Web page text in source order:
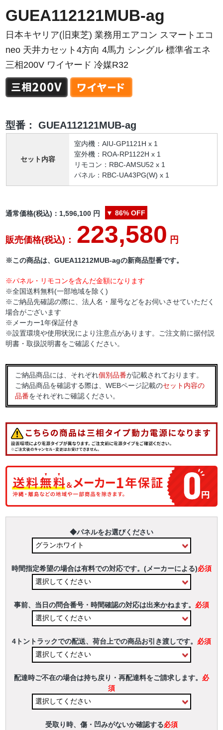
GUEA112121MUB-ag
日本キヤリア(旧東芝) 業務用エアコン スマートエコ
neo 天井カセット4方向 4馬力 シングル 標準省エネ
三相200V ワイヤード 冷媒R32
型番： GUEA112121MUB-ag
セット内容
室内機：AIU-GP1121H x 1
室外機：ROA-RP1122H x 1
リモコン：RBC-AMSU52 x 1
パネル：RBC-UA43PG(W) x 1
通常価格(税込)：1,596,100 円 ▼ 86% OFF
販売価格(税込)： 223,580 円
※この商品は、GUEA11212MUB-agの新商品型番です。
※パネル・リモコンを含んだ金額になります
※全国送料無料(一部地域を除く)
※ご納品先確認の際に、法人名・屋号などをお伺いさせていただく
場合がございます
※メーカー1年保証付き
※設置環境や使用状況により注意点があります。ご注文前に据付説
明書・取扱説明書をご確認ください。
ご納品商品には、それぞれ個別品番が記載されております。
ご納品商品を確認する際は、WEBページ記載のセット内容の
品番をそれぞれご確認ください。
◆パネルをお選びください
時間指定希望の場合は有料での対応です。(メーカーによる)必須
事前、当日の問合番号・時間確認の対応は出来かねます。 必須
4トントラックでの配送、荷台上での商品お引き渡しです。 必須
配達時ご不在の場合は持ち戻り・再配達料をご請求します。 必
須
受取り時、傷・凹みがないか確認する必須